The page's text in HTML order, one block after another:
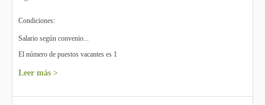
Condiciones:
Salario según convenio...
El número de puestos vacantes es 1
Leer más >